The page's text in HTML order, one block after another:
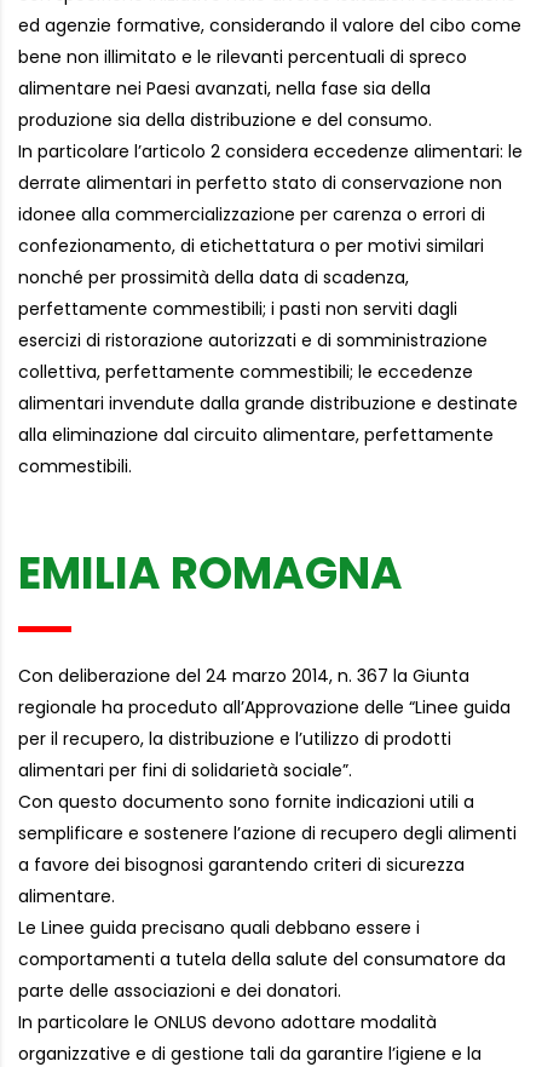
ed agenzie formative, considerando il valore del cibo come
bene non illimitato e le rilevanti percentuali di spreco
alimentare nei Paesi avanzati, nella fase sia della
produzione sia della distribuzione e del consumo.
In particolare l’articolo 2 considera eccedenze alimentari: le
derrate alimentari in perfetto stato di conservazione non
idonee alla commercializzazione per carenza o errori di
confezionamento, di etichettatura o per motivi similari
nonché per prossimità della data di scadenza,
perfettamente commestibili; i pasti non serviti dagli
esercizi di ristorazione autorizzati e di somministrazione
collettiva, perfettamente commestibili; le eccedenze
alimentari invendute dalla grande distribuzione e destinate
alla eliminazione dal circuito alimentare, perfettamente
commestibili.
EMILIA ROMAGNA
Con deliberazione del 24 marzo 2014, n. 367 la Giunta
regionale ha proceduto all’Approvazione delle “Linee guida
per il recupero, la distribuzione e l’utilizzo di prodotti
alimentari per fini di solidarietà sociale”.
Con questo documento sono fornite indicazioni utili a
semplificare e sostenere l’azione di recupero degli alimenti
a favore dei bisognosi garantendo criteri di sicurezza
alimentare.
Le Linee guida precisano quali debbano essere i
comportamenti a tutela della salute del consumatore da
parte delle associazioni e dei donatori.
In particolare le ONLUS devono adottare modalità
organizzative e di gestione tali da garantire l’igiene e la